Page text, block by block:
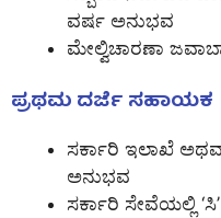
ವರ್ಷ ಅನುಭವ
ಮೇಲ್ವಿಚಾರಣಾ
ಪ್ರಥಮ ದರ್ಜೆ ಸಹಾಯಕ
ಸರ್ಕಾರಿ ಇಲಾಖೆ
ಅನುಭವ
ಸರ್ಕಾರಿ ಸೇವೆಯಲ್ಲಿ